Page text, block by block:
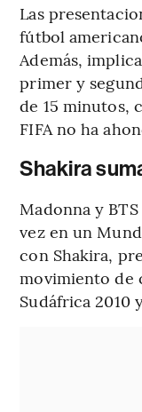
Las
fútbol
Además,
primer y
de 15 minutos,
FIFA no ha
Shakira
Madonna y
vez en un
con Shakira,
movimiento de
Sudáfrica 2010